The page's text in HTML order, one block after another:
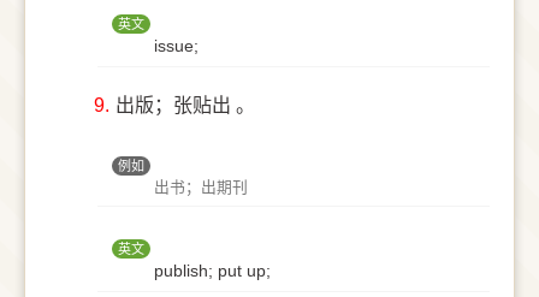
英文
issue;
9. 出版；张贴出 。
例如
出书；出期刊
英文
publish; put up;